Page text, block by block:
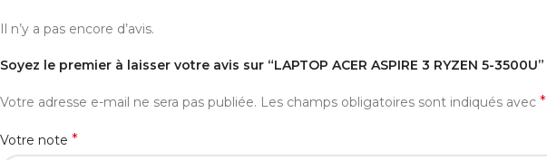
Il n’y a pas encore d’avis.
Soyez le premier à laisser votre avis sur “LAPTOP ACER ASPIRE 3 RYZEN 5-3500U”
Votre adresse e-mail ne sera pas publiée. Les champs obligatoires sont indiqués avec *
Votre note *